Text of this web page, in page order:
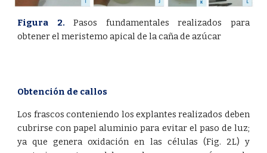
Figura 2. Pasos fundamentales realizados para
obtener el meristemo apical de la caña de azúcar
Obtención de callos
Los frascos conteniendo los explantes realizados deben
cubrirse con papel aluminio para evitar el paso de luz;
ya que genera oxidación en las células (Fig. 2L) y